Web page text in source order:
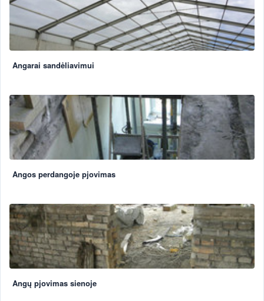
Angarai sandėliavimui
Angos perdangoje pjovimas
Angų pjovimas sienoje